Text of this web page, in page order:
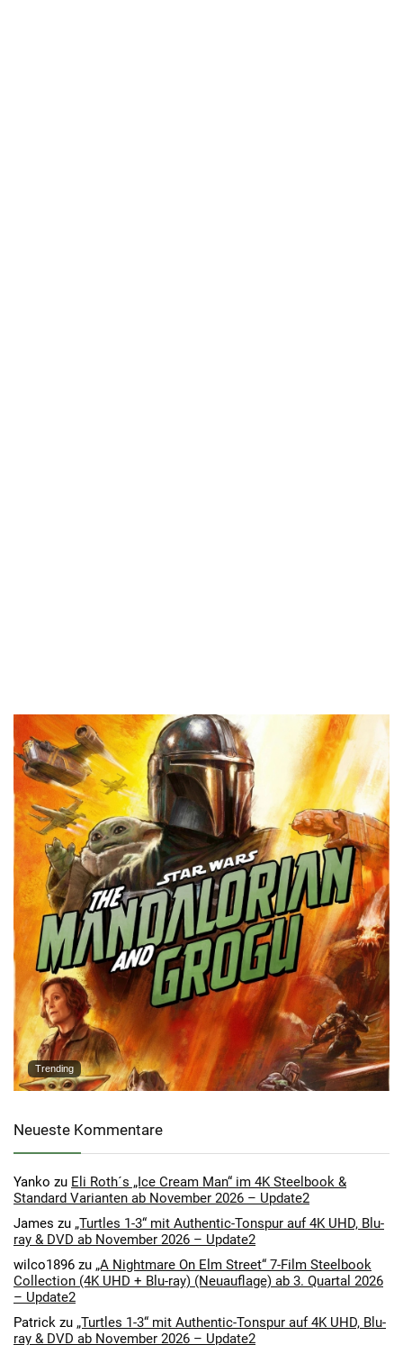
Trending
Neueste Kommentare
Yanko zu Eli Roth´s „Ice Cream Man“ im 4K Steelbook &
Standard Varianten ab November 2026 – Update2
James zu „Turtles 1-3“ mit Authentic-Tonspur auf 4K UHD, Blu-
ray & DVD ab November 2026 – Update2
wilco1896 zu „A Nightmare On Elm Street“ 7-Film Steelbook
Collection (4K UHD + Blu-ray) (Neuauflage) ab 3. Quartal 2026
– Update2
Patrick zu „Turtles 1-3“ mit Authentic-Tonspur auf 4K UHD, Blu-
ray & DVD ab November 2026 – Update2